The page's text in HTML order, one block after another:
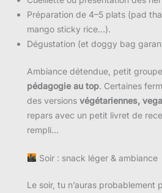
Préparation de 4–5 plats (pad
mango sticky rice…).
Dégustation (et doggy bag
Ambiance détendue, petit groupe,
pédagogie au top. Certaines
des versions végétariennes,
repars avec un petit livret de
rempli…
Soir : snack léger & ambiance
Le soir, tu n’auras probablement